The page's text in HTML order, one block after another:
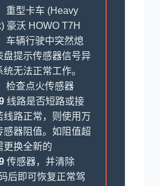
重型卡车 (Heavy
豪沃 HOWO T7H
车辆行驶中突然熄
盘提示传感器信号异
无法正常工作。
检查点火传感器
线路是否短路或接
线路正常，则使用万
感器阻值。如阻值超
更换全新的
传感器，并清除
后即可恢复正常驾